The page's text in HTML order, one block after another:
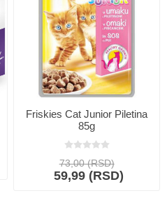
Friskies Cat Junior Piletina
85g
73,00 (RSD)
59,99 (RSD)